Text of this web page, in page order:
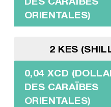
ORIENTALES)
2 KES
0,04 XCD
DES CARAÏBES
ORIENTALES)